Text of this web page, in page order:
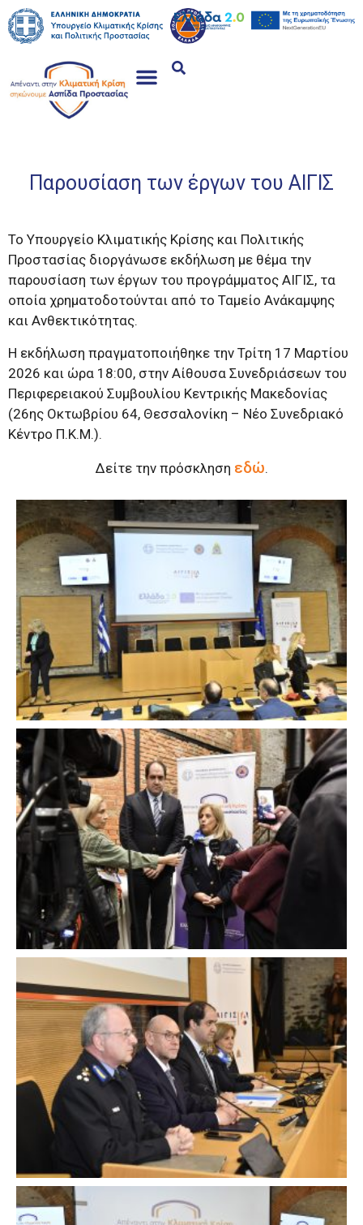
Παρουσίαση των έργων του ΑΙΓΙΣ
Το Υπουργείο Κλιματικής Κρίσης και Πολιτικής
Προστασίας διοργάνωσε εκδήλωση με θέμα την
παρουσίαση των έργων του προγράμματος ΑΙΓΙΣ, τα
οποία χρηματοδοτούνται από το Ταμείο Ανάκαμψης
και Ανθεκτικότητας.
Η εκδήλωση πραγματοποιήθηκε την Τρίτη 17 Μαρτίου
2026 και ώρα 18:00, στην Αίθουσα Συνεδριάσεων του
Περιφερειακού Συμβουλίου Κεντρικής Μακεδονίας
(26ης Οκτωβρίου 64, Θεσσαλονίκη – Νέο Συνεδριακό
Κέντρο Π.Κ.Μ.).
Δείτε την πρόσκληση εδώ.